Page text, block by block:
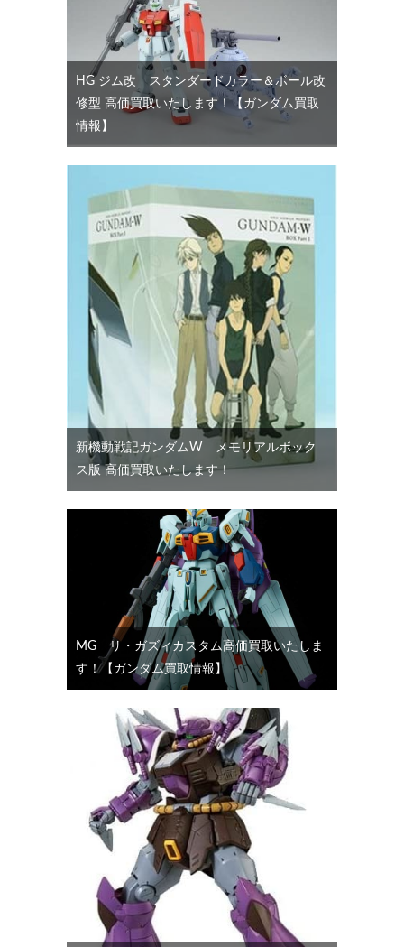
HG ジム改 スタンダードカラー＆ボール改
修型 高価買取いたします！【ガンダム買取
情報】
新機動戦記ガンダムW メモリアルボック
ス版 高価買取いたします！
MG リ・ガズィカスタム高価買取いたしま
す！【ガンダム買取情報】